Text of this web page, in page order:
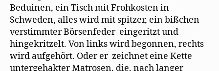
Beduinen, ein Tisch mit Frohkosten in
Schweden, alles wird mit spitzer, ein bißchen
verstimmter Börsenfeder eingeritzt und
hingekritzelt. Von links wird begonnen, rechts
wird aufgehört. Oder er zeichnet eine Kette
untergehakter Matrosen, die, nach langer